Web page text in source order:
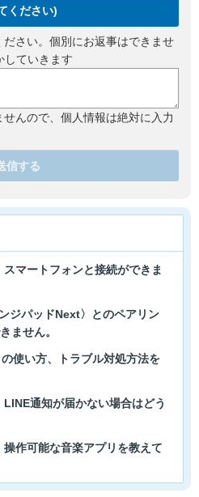
ください)
さい。個別にお返事はできませ
していきます
んので、個人情報は絶対に入力
信する
スマートフォンと接続ができま
ジパッドNext〉とのペアリン
ません。
使い方、トラブル対処方法を
LINE通知が届かない場合はどう
操作可能な音楽アプリを教えて